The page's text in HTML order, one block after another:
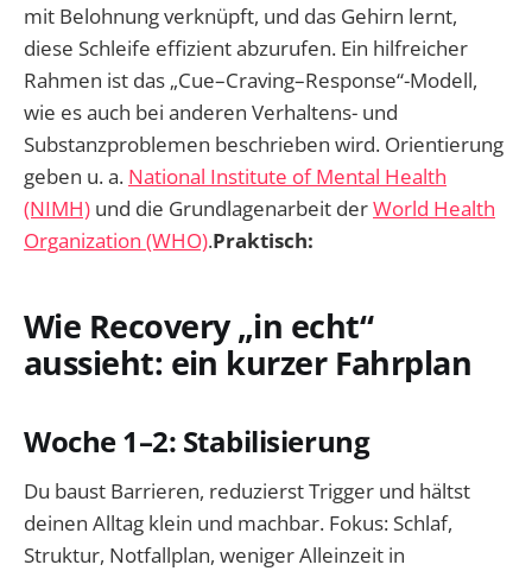
mit Belohnung verknüpft, und das Gehirn lernt,
diese Schleife effizient abzurufen. Ein hilfreicher
Rahmen ist das „Cue–Craving–Response“-Modell,
wie es auch bei anderen Verhaltens- und
Substanzproblemen beschrieben wird. Orientierung
geben u. a. National Institute of Mental Health
(NIMH) und die Grundlagenarbeit derWorld Health
Organization (WHO).Praktisch:
Wie Recovery „in echt“
aussieht: ein kurzer Fahrplan
Woche 1–2: Stabilisierung
Du baust Barrieren, reduzierst Trigger und hältst
deinen Alltag klein und machbar. Fokus: Schlaf,
Struktur, Notfallplan, weniger Alleinzeit in